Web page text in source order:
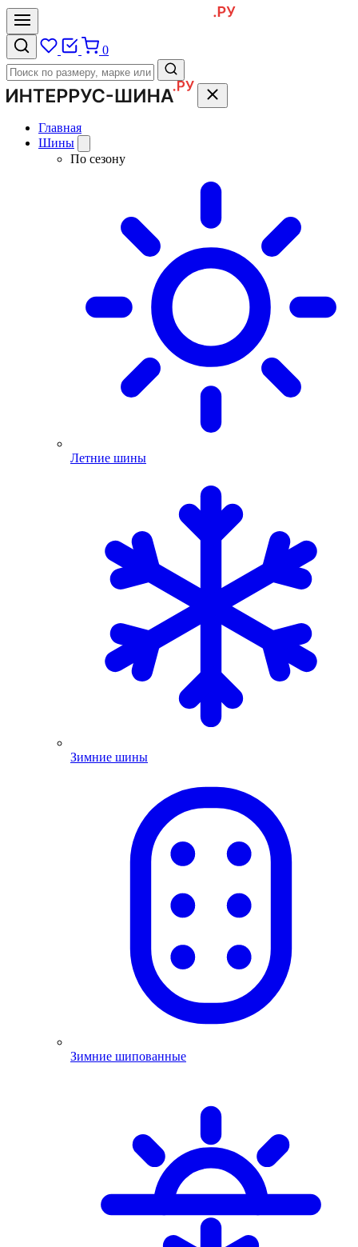
0
Главная
Шины
По сезону
Летние шины
Зимние шины
Зимние шипованные